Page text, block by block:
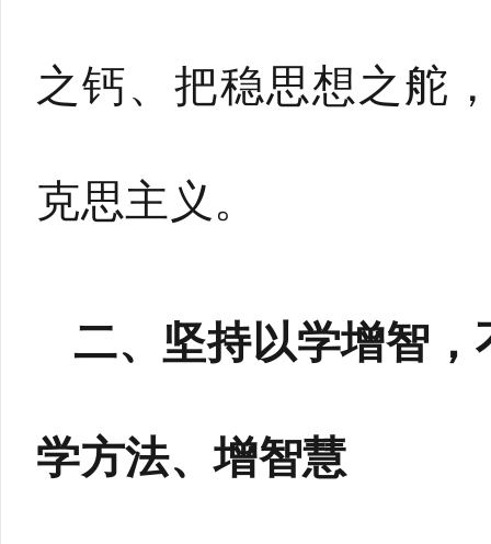
之钙、把稳思想之舵
克思主义。
二、坚持以学增智
学方法、增智慧